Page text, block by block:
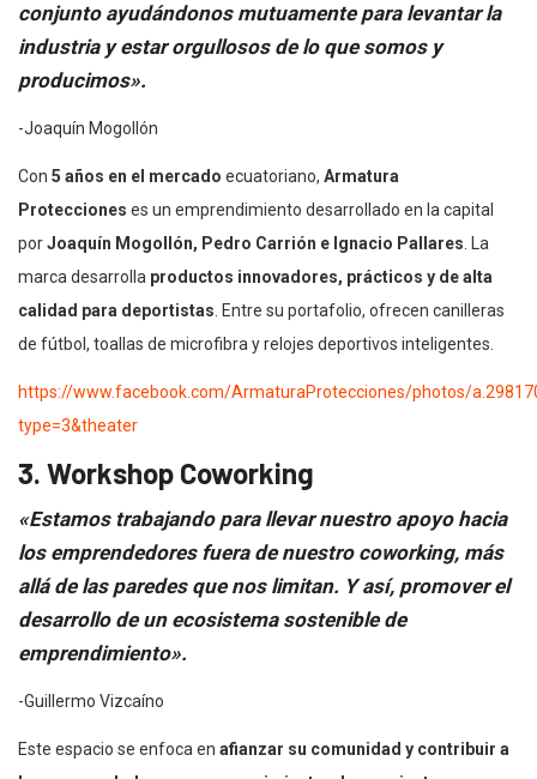
conjunto ayudándonos mutuamente para levantar la
industria y estar orgullosos de lo que somos y
producimos».
-Joaquín Mogollón
Con 5 años en el mercado ecuatoriano, Armatura
Protecciones es un emprendimiento desarrollado en la capital
porJoaquín Mogollón, Pedro Carrión e Ignacio Pallares. La
marca desarrolla productos innovadores, prácticos y de alta
calidad para deportistas. Entre su portafolio, ofrecen canilleras
de fútbol, toallas de microfibra y relojes deportivos inteligentes.
https://www.facebook.com/ArmaturaProtecciones/photos/
type=3&theater
3. Workshop Coworking
«Estamos trabajando para llevar nuestro apoyo hacia
los emprendedores fuera de nuestro coworking, más
allá de las paredes que nos limitan. Y así, promover el
desarrollo de un ecosistema sostenible de
emprendimiento».
-Guillermo Vizcaíno
Este espacio se enfoca en afianzar su comunidad y contribuir a